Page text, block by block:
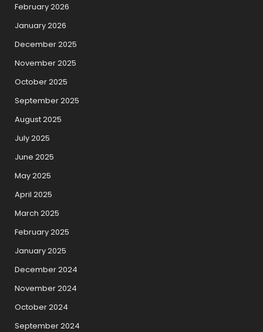
February 2026
January 2026
December 2025
November 2025
October 2025
September 2025
August 2025
July 2025
June 2025
May 2025
April 2025
March 2025
February 2025
January 2025
December 2024
November 2024
October 2024
September 2024